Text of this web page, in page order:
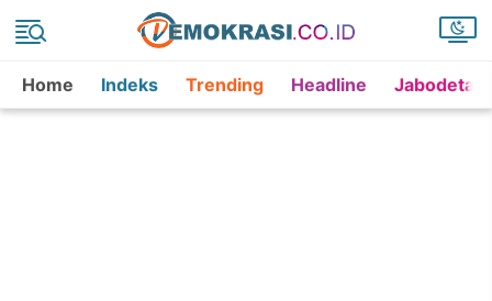
Home Indeks Trending Headline